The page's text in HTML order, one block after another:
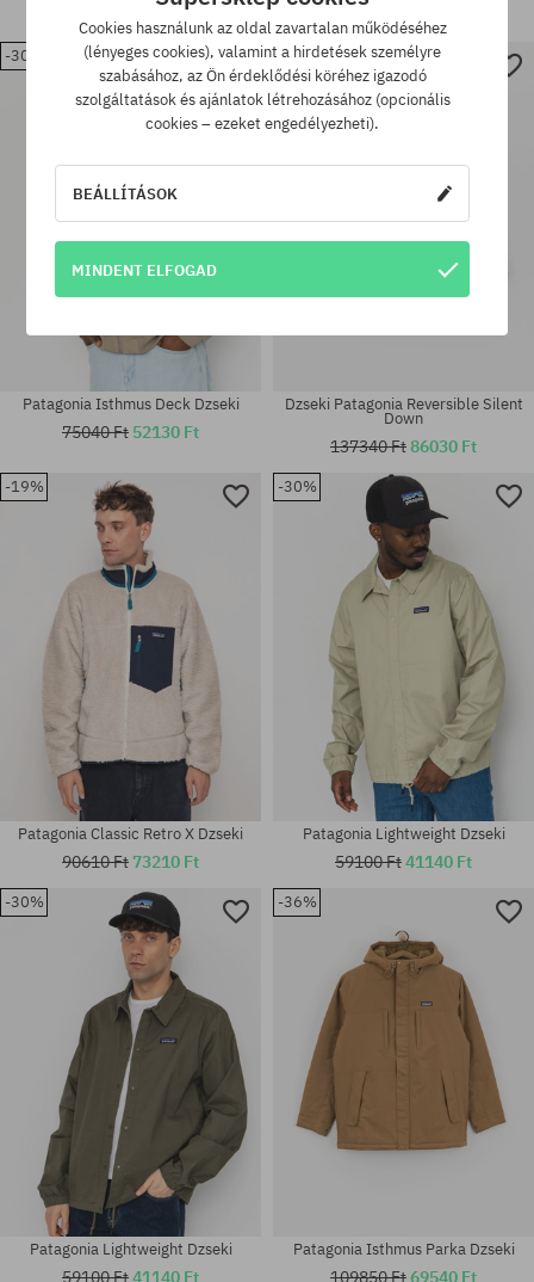
Elérhető méretek:
Elérhető méretek:
Elérhető méretek:
117180 Ft
Elérhető méretek:
-30%
Elérhető méretek:
Patagonia Isthmus Deck Dzseki
75040 Ft 52130 Ft
-37%
Elérhető méretek:
Dzseki Patagonia Reversible Silent
Down
137340 Ft86030 Ft
-19%
Patagonia Classic Retro X Dzseki
90610 Ft 73210 Ft
-30%
Patagonia Lightweight Dzseki
59100 Ft41140 Ft
-30%
Patagonia Lightweight Dzseki
59100 Ft41140 Ft
-36%
Patagonia Isthmus Parka Dzseki
109850 Ft69540 Ft
Cookies használunk az oldal zavartalan működéséhez
(lényeges cookies), valamint a hirdetések személyre
szabásához, az Ön érdeklődési köréhez igazodó
szolgáltatások és ajánlatok létrehozásához (opcionális
cookies – ezeket engedélyezheti).
BEÁLLÍTÁSOK
MINDENT ELFOGAD